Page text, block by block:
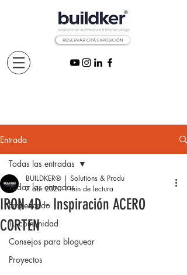
RESERVÅR CITÅ EXPOSICIÓN
Entrada
Todas las entradas
Empezando
Tu comunidad
Consejos para bloguear
Proyectos
Todas las entradas
IRON 4D - Inspiración ACERO
CORTEN
BUILDKER® | Solutions & Produ
7 abr 2020 1 min de lectura